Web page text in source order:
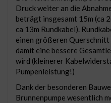
Druck weiter an die
beträgt insgesamt 15m (ca
ca 13m Rundkabel).
einen größeren Querschnitt
damit eine bessere
wird (kleinerer
Pumpenleistung!)
Dank der besonderen
Brunnenpumpe wesentlich